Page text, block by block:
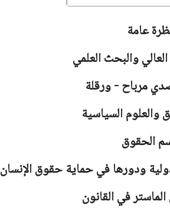
عامة
والبحث العلمي
مرباح - ورقلة
والعلوم السياسية
الحقوق
ودورها في حماية حقوق الإنسان
في القانون